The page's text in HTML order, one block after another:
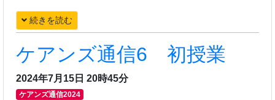
続きを読む
ケアンズ通信6 初授業
2024年7月15日 20時45分
ケアンズ通信2024